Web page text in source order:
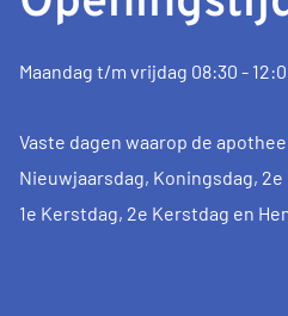
Maandag t/m vrijdag 08:30 -
Vaste dagen waarop de
Nieuwjaarsdag, Koningsdag,
1e Kerstdag, 2e Kerstdag en